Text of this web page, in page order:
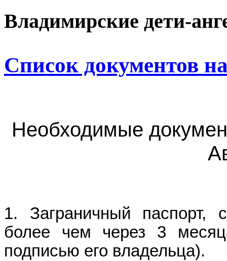
Владимирские дети-
Список документов
Необходимые
1. Заграничный паспорт,
более чем через 3
подписью его владельца).